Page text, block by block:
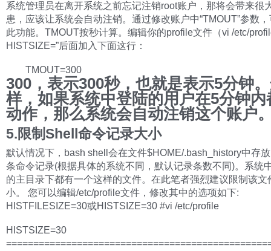
系统管理员在离开系统之前忘记注销root账户，那将会带来很
患，应该让系统会自动注销。通过修改账户中“TMOUT”参数
此功能。TMOUT按秒计算。编辑你的profile文件（vi /etc/
HISTSIZE=”后面加入下面这行：
TMOUT=300
300，表示300秒，也就是表示5分钟
样，如果系统中登陆的用户在5分钟内
动作，那么系统会自动注销这个账户
5.限制Shell命令记录大小
默认情况下，bash shell会在文件$HOME/.bash_history中存
条命令记录(根据具体的系统不同，默认记录条数不同)。系统
的主目录下都有一个这样的文件。在此笔者强烈建议限制该文
小。 您可以编辑/etc/profile文件，修改其中的选项如下:
HISTFILESIZE=30或HISTSIZE=30 #vi /etc/profile
HISTSIZE=30